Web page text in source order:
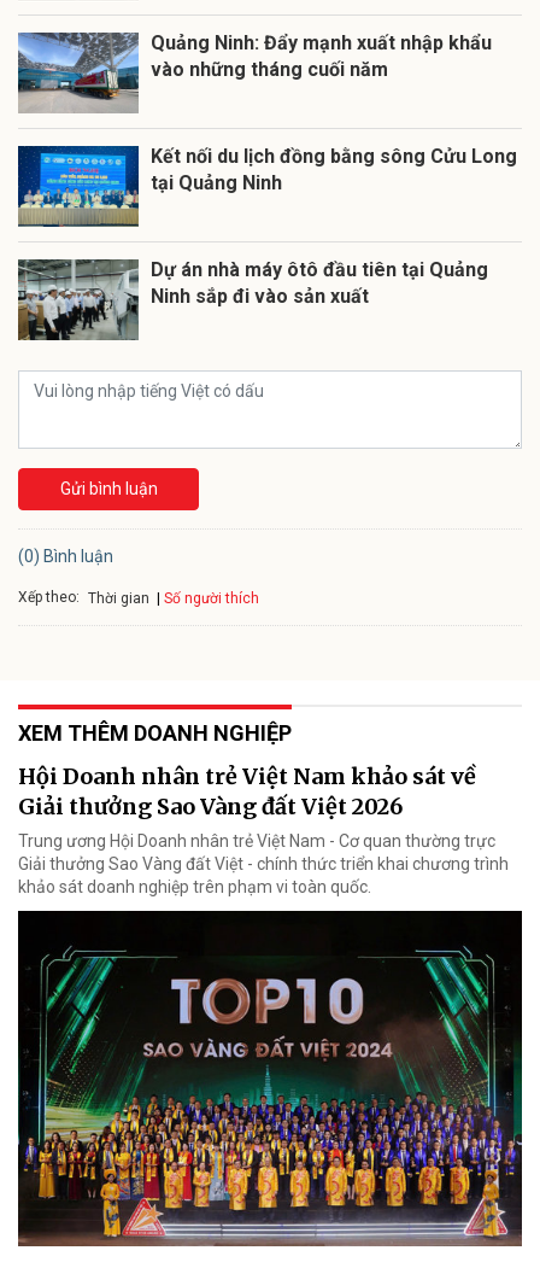
Quảng Ninh: Đẩy mạnh xuất nhập khẩu
vào những tháng cuối năm
Kết nối du lịch đồng bằng sông Cửu Long
tại Quảng Ninh
Dự án nhà máy ôtô đầu tiên tại Quảng
Ninh sắp đi vào sản xuất
Gửi bình luận
(0) Bình luận
Xếp theo: Thời gian Số người thích
XEM THÊM DOANH NGHIỆP
Hội Doanh nhân trẻ Việt Nam khảo sát về
Giải thưởng Sao Vàng đất Việt 2026
Trung ương Hội Doanh nhân trẻ Việt Nam - Cơ quan thường trực
Giải thưởng Sao Vàng đất Việt - chính thức triển khai chương trình
khảo sát doanh nghiệp trên phạm vi toàn quốc.